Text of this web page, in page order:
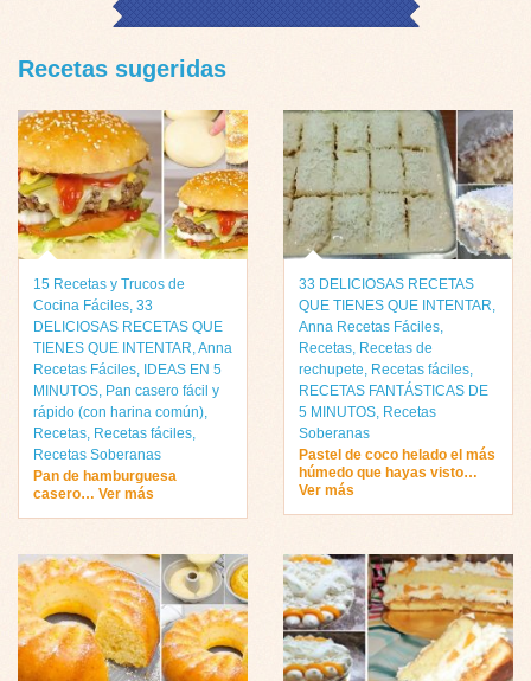
Recetas sugeridas
15 Recetas y Trucos de
Cocina Fáciles, 33
DELICIOSAS RECETAS QUE
TIENES QUE INTENTAR,Anna
Recetas Fáciles, IDEAS EN 5
MINUTOS, Pan casero fácil y
rápido (con harina común),
Recetas, Recetas fáciles,
Recetas Soberanas
Pan de hamburguesa
casero… Ver más
33 DELICIOSAS RECETAS
QUE TIENES QUE INTENTAR,
Anna Recetas Fáciles,
Recetas, Recetas de
rechupete, Recetas fáciles,
RECETAS FANTÁSTICAS DE
5 MINUTOS, Recetas
Soberanas
Pastel de coco helado el más
húmedo que hayas visto…
Ver más